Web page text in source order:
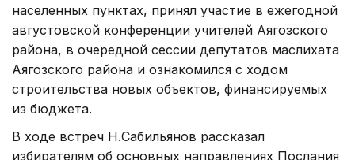
населенных пунктах, принял участие в ежегодной
августовской конференции учителей Аягозского
района, в очередной сессии депутатов маслихата
Аягозского района и ознакомился с ходом
строительства новых объектов, финансируемых
из бюджета.
В ходе встреч Н.Сабильянов рассказал
избирателям об основных направлениях Послания